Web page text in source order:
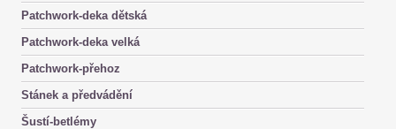
Patchwork-deka dětská
Patchwork-deka velká
Patchwork-přehoz
Stánek a předvádění
Šustí-betlémy